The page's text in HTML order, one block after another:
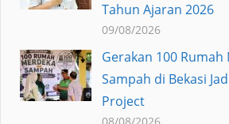
Tahun Ajaran 2026
09/08/2026
Gerakan 100
Sampah di Bekasi
Project